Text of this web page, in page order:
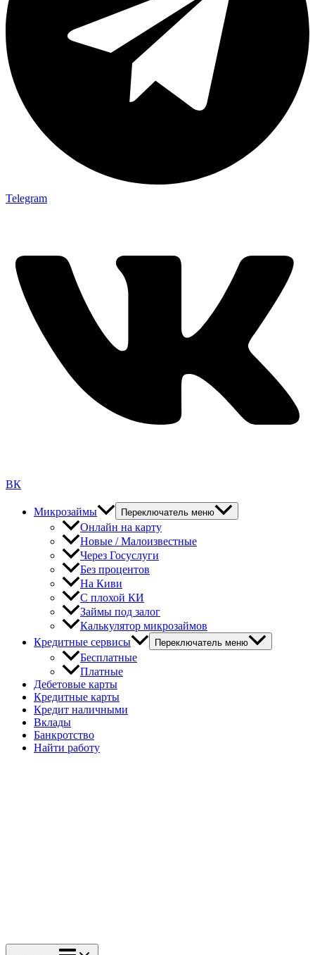
Telegram
ВК
Микрозаймы Переключатель меню
Онлайн на карту
Новые / Малоизвестные
Через Госуслуги
Без процентов
На Киви
С плохой КИ
Займы под залог
Калькулятор микрозаймов
Кредитные сервисы
Переключатель меню
Бесплатные
Платные
Дебетовые карты
Кредитные карты
Кредит наличными
Вклады
Банкротство
Найти работу